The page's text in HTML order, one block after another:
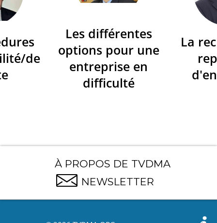
de
Les différentes
options pour une
entreprise en
difficulté
La
À PROPOS DE TVDMA
NEWSLETTER